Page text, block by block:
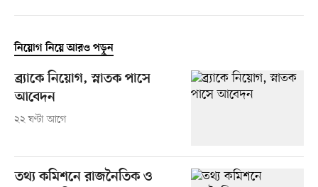
নিয়োগ নিয়ে আরও পড়ুন
ব্র্যাকে নিয়োগ, স্নাতক পাসে
আবেদন
২২ ঘণ্টা আগে
তথ্য কমিশনে রাজনৈতিক ও